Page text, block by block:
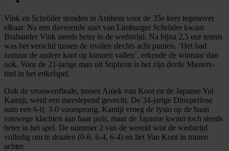
Vink en Schröder stonden in Arnhem voor de 35e keer tegenover
elkaar. Na een daverende start van Limburger Schröder kwam
Brabander Vink steeds beter in de wedstrijd. Na bijna 2,5 uur tennis
was het verschil tussen de rivalen slechts acht punten. ‘Het had
zomaar de andere kant op kunnen vallen’, erkende de winnaar dan
ook. Voor de 21-jarige man uit Stiphout is het zijn derde Masters-
titel in het enkelspel.
Ook de vrouwenfinale, tussen Aniek van Koot en de Japanse Yui
Kamiji, werd een meeslepend gevecht. De 34-jarige Dinxperlose
nam een 6-0, 3-0 voorsprong, Kamiji vroeg de fysio op de baan
vanwege klachten aan haar pols, maar de Japanse kwam toch steeds
beter in het spel. De nummer 2 van de wereld wist de wedstrijd
volledig om te draaien (0-6, 6-4, 6-4) en liet Van Koot in tranen
achter.